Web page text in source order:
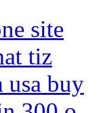
site
tiz
usa buy